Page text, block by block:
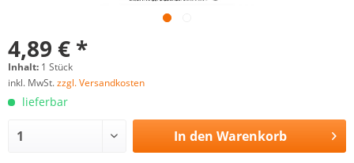
4,89 € *
Inhalt: 1 Stück
inkl. MwSt.zzgl. Versandkosten
lieferbar
In den Warenkorb